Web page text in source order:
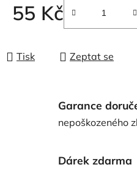
55 Kč
Měrná cena:
Tisk Zeptat se
Garance
nepoškozeného
Dárek zdarma